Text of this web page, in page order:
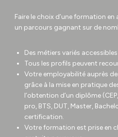
Faire le choix d’une formation
un parcours gagnant sur de
Des métiers variés
Tous les profils peuvent
Votre employabilité auprès
grâce à la mise en pratique
l’obtention d’un diplôme
pro, BTS, DUT, Master,
certification.
Votre formation est prise en